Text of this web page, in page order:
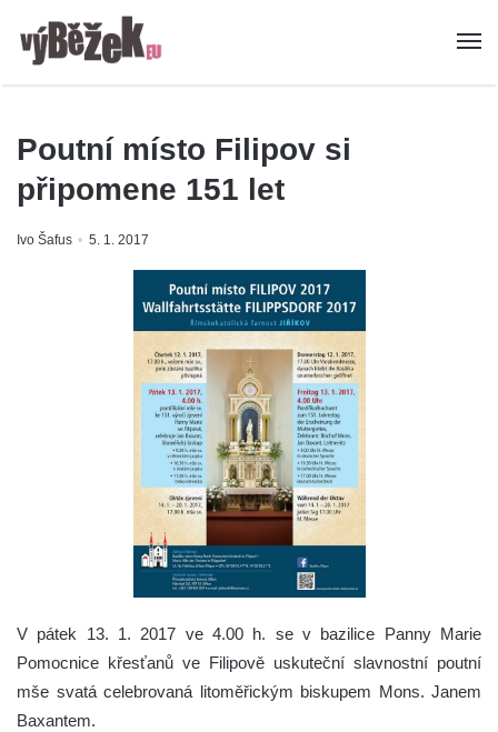
Poutní místo Filipov si
připomene 151 let
Ivo Šafus 5. 1. 2017
V pátek 13. 1. 2017 ve 4.00 h. se v bazilice Panny Marie
Pomocnice křesťanů ve Filipově uskuteční slavnostní poutní
mše svatá celebrovaná litoměřickým biskupem Mons. Janem
Baxantem.